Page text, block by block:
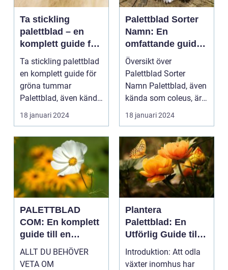
Ta stickling
palettblad – en
komplett guide för
gröna tummar
Ta stickling palettblad
en komplett guide för
gröna tummar
Palettblad, även känd
som krukpelargon ...
18 januari 2024
Palettblad Sorter
Namn: En
omfattande guide
till denna populära
växt
Översikt över
Palettblad Sorter
Namn Palettblad, även
kända som coleus, är
en färgglad och
populär ...
18 januari 2024
PALETTBLAD
COM: En komplett
guide till en
trendig
inomhusväxt
ALLT DU BEHÖVER
VETA OM
Plantera
Palettblad: En
Utförlig Guide till
Populära
Inomhusväxter
Introduktion: Att odla
växter inomhus har